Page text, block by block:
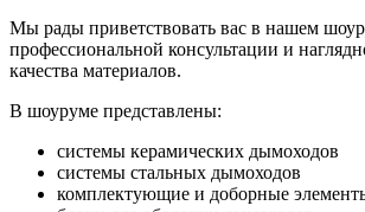
Мы рады приветствовать вас в нашем
профессиональной консультации и
качества материалов.
В шоуруме представлены:
системы керамических дымоходов
системы стальных дымоходов
комплектующие и доборные